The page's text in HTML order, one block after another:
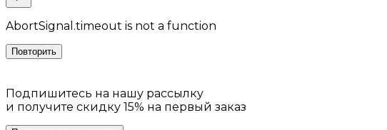
AbortSignal.timeout is not a function
Повторить
Подпишитесь на нашу рассылку
и получите скидку 15% на первый заказ